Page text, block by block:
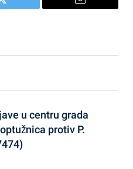
Twitter Email
u centru grada
protiv P.